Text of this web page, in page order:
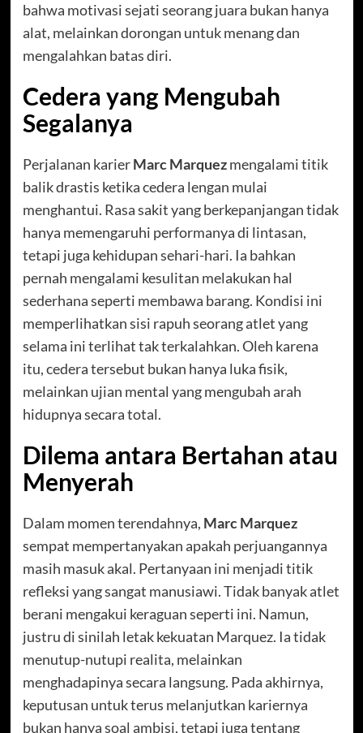
bahwa motivasi sejati seorang juara bukan hanya
alat, melainkan dorongan untuk menang dan
mengalahkan batas diri.
Cedera yang Mengubah
Segalanya
Perjalanan karierMarc Marquezmengalami titik
balik drastis ketika cedera lengan mulai
menghantui. Rasa sakit yang berkepanjangan tidak
hanya memengaruhi performanya di lintasan,
tetapi juga kehidupan sehari-hari. Ia bahkan
pernah mengalami kesulitan melakukan hal
sederhana seperti membawa barang. Kondisi ini
memperlihatkan sisi rapuh seorang atlet yang
selama ini terlihat tak terkalahkan. Oleh karena
itu, cedera tersebut bukan hanya luka fisik,
melainkan ujian mental yang mengubah arah
hidupnya secara total.
Dilema antara Bertahan atau
Menyerah
Dalam momen terendahnya, Marc Marquez
sempat mempertanyakan apakah perjuangannya
masih masuk akal. Pertanyaan ini menjadi titik
refleksi yang sangat manusiawi. Tidak banyak atlet
berani mengakui keraguan seperti ini. Namun,
justru di sinilah letak kekuatan Marquez. Ia tidak
menutup-nutupi realita, melainkan
menghadapinya secara langsung. Pada akhirnya,
keputusan untuk terus melanjutkan kariernya
bukan hanya soal ambisi, tetapi juga tentang